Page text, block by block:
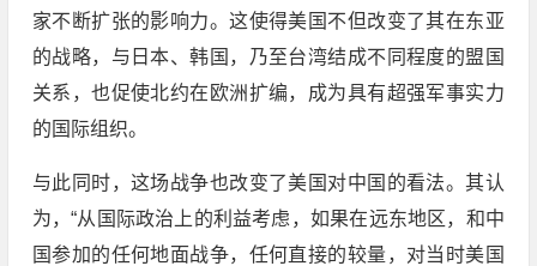
家不断扩张的影响力。这使得美国不但改变了其在东亚
的战略，与日本、韩国，乃至台湾结成不同程度的盟国
关系，也促使北约在欧洲扩编，成为具有超强军事实力
的国际组织。
与此同时，这场战争也改变了美国对中国的看法。其认
为，“从国际政治上的利益考虑，如果在远东地区，和中
国参加的任何地面战争，任何直接的较量，对当时美国